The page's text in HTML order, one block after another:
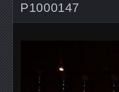
P1000147